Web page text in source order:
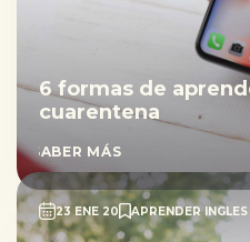
6 formas de
cuarentena
SABER MÁS
23 ENE 20 APRENDER INGLES